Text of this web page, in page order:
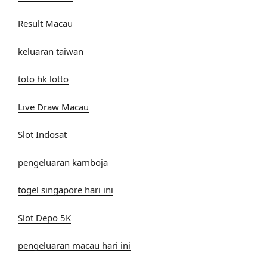
Result Macau
keluaran taiwan
toto hk lotto
Live Draw Macau
Slot Indosat
pengeluaran kamboja
togel singapore hari ini
Slot Depo 5K
pengeluaran macau hari ini